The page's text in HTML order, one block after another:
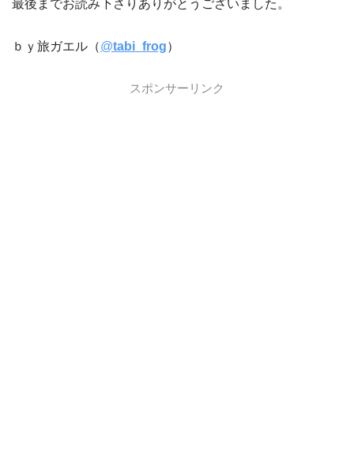
最後までお読み下さりありがとうございました。
ｂｙ旅ガエル（@tabi_frog）
スポンサーリンク